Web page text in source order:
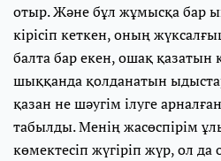
отыр. Және бұл жұмысқа бар
кірісіп кеткен, оның
балта бар екен, ошақ қазатын
шыққанда қолданатын
қазан не шәугім ілуге
табылды. Менің жасөспірім
көмектесіп жүгіріп жүр, ол